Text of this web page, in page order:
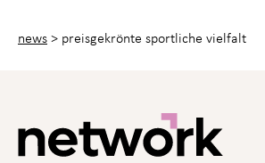
news > preisgekrönte sportliche vielfalt